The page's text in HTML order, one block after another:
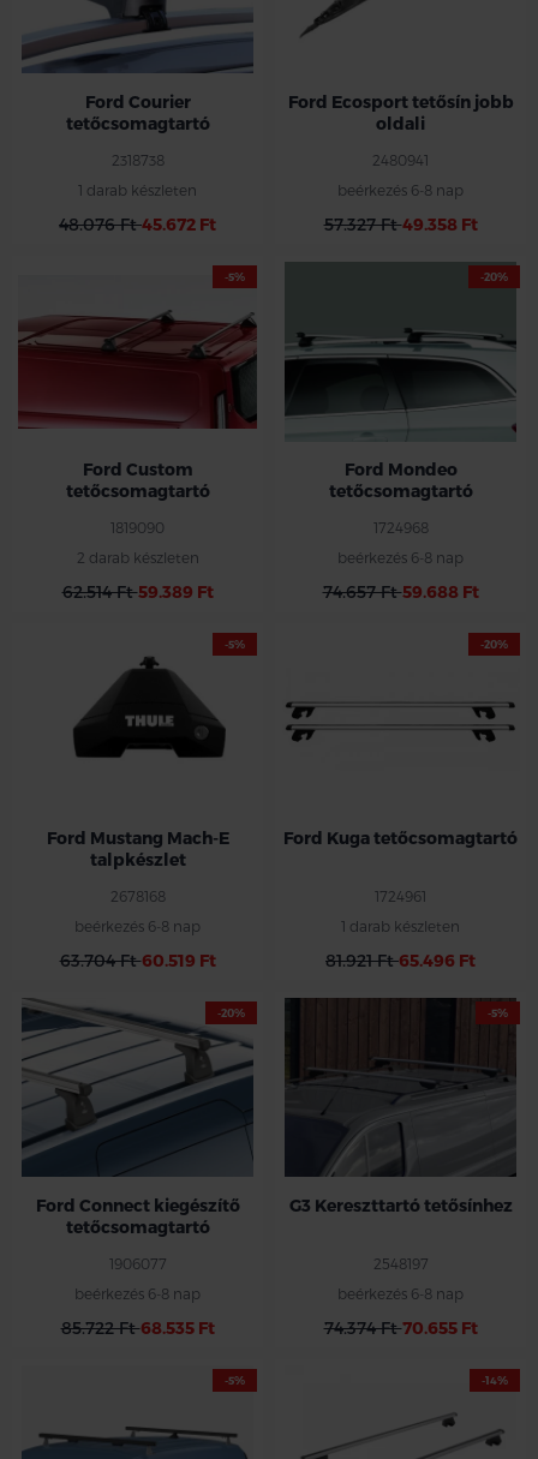
Ford Courier
tetőcsomagtartó
2318738
1 darab készleten
48.076 Ft45.672 Ft
Ford Ecosport tetősín jobb
oldali
2480941
beérkezés 6-8 nap
57.327 Ft49.358 Ft
-5%
Ford Custom
tetőcsomagtartó
1819090
2 darab készleten
62.514 Ft59.389 Ft
-20%
Ford Mondeo
tetőcsomagtartó
1724968
beérkezés 6-8 nap
74.657 Ft59.688 Ft
-5%
Ford Mustang Mach-E
talpkészlet
2678168
beérkezés 6-8 nap
63.704 Ft60.519 Ft
-20%
Ford Kuga tetőcsomagtartó
1724961
1 darab készleten
81.921 Ft65.496 Ft
-20%
Ford Connect kiegészítő
tetőcsomagtartó
1906077
beérkezés 6-8 nap
85.722 Ft68.535 Ft
-5%
G3 Kereszttartó tetősínhez
2548197
beérkezés 6-8 nap
74.374 Ft70.655 Ft
-5% -14%